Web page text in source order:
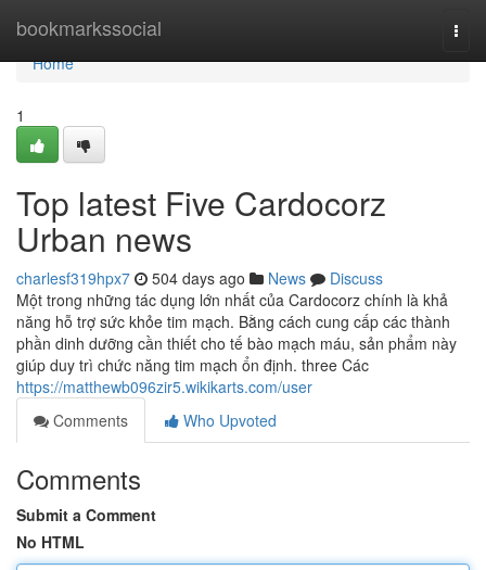
bookmarkssocial
Home
Home
1
Top latest Five Cardocorz
Urban news
charlesf319hpx7 504 days ago News
Discuss
Một trong những tác dụng lớn nhất của Cardocorz chính là khả
năng hỗ trợ sức khỏe tim mạch. Bằng cách cung cấp các thành
phần dinh dưỡng cần thiết cho tế bào mạch máu, sản phẩm này
giúp duy trì chức năng tim mạch ổn định. three Các
https://matthewb096zir5.wikikarts.com/user
Comments
Who Upvoted
Comments
Submit a Comment
No HTML